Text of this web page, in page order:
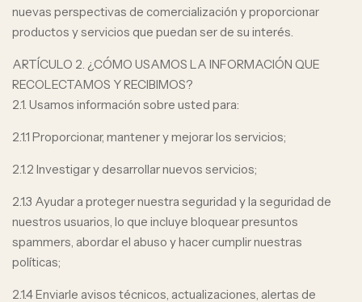
nuevas perspectivas de comercialización y proporcionar
productos y servicios que puedan ser de su interés.
ARTÍCULO 2. ¿CÓMO USAMOS LA INFORMACIÓN QUE
RECOLECTAMOS Y RECIBIMOS?
2.1. Usamos información sobre usted para:
2.1.1 Proporcionar, mantener y mejorar los servicios;
2.1.2 Investigar y desarrollar nuevos servicios;
2.1.3 Ayudar a proteger nuestra seguridad y la seguridad de
nuestros usuarios, lo que incluye bloquear presuntos
spammers, abordar el abuso y hacer cumplir nuestras
políticas;
2.1.4 Enviarle avisos técnicos, actualizaciones, alertas de